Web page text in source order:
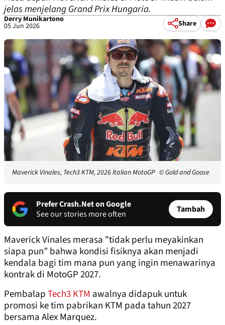
jelas menjelang Grand Prix Hungaria.
Derry Munikartono
05 Jun 2026 Share
Maverick Vinales, Tech3 KTM, 2026 Italian MotoGP © Gold and Goose
Prefer Crash.Net on Google
See our stories more often
Tambah
Maverick Vinales merasa "tidak perlu meyakinkan
siapa pun” bahwa kondisi fisiknya akan menjadi
kendala bagi tim mana pun yang ingin menawarinya
kontrak di MotoGP 2027.
PembalapTech3 KTM awalnya didapuk untuk
promosi ke tim pabrikan KTM pada tahun 2027
bersama Alex Marquez.